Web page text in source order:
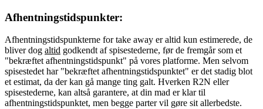
Afhentningstidspunkter:
Afhentningstidspunkterne for take away er altid kun estimerede, de
bliver dog altid godkendt af spisestederne, før de fremgår som et
"bekræftet afhentningstidspunkt" på vores platforme. Men selvom
spisestedet har "bekræftet afhentningstidspunktet" er det stadig blot
et estimat, da der kan gå mange ting galt. Hverken R2N eller
spisestederne, kan altså garantere, at din mad er klar til
afhentningstidspunktet, men begge parter vil gøre sit allerbedste.